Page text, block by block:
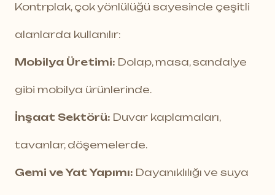
Kontrplak, çok yönlülüğü sayesinde çeşitli
alanlarda kullanılır:
Mobilya Üretimi: Dolap, masa, sandalye
gibi mobilya ürünlerinde.
İnşaat Sektörü: Duvar kaplamaları,
tavanlar, döşemelerde.
Gemi ve Yat Yapımı: Dayanıklılığı ve suya